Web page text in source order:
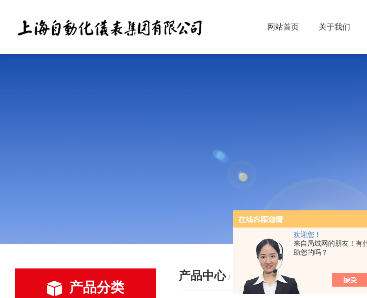
欢迎您！
来自局域网的朋友！有
助您的吗？
网站首页 关于我们
产品分类
产品中心 / PRODUCTS